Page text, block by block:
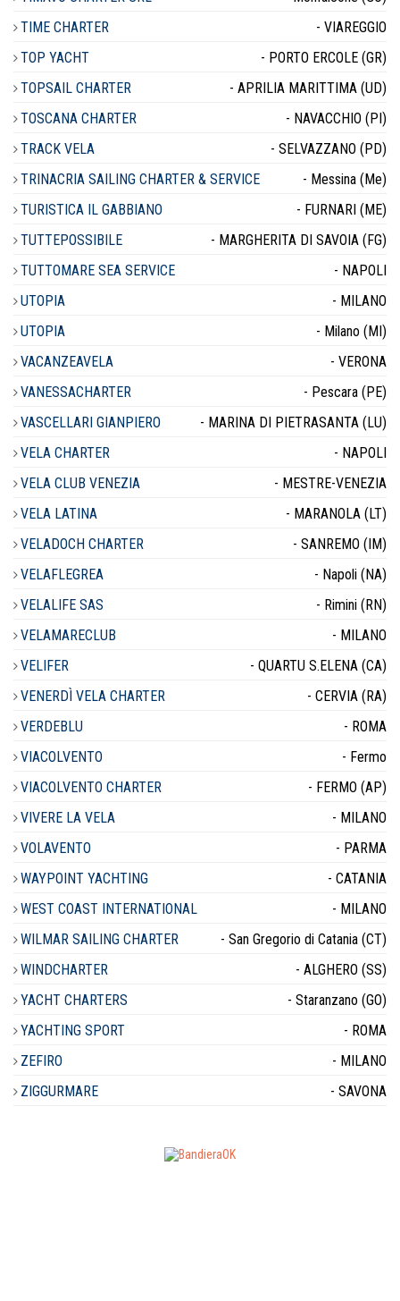
TIME CHARTER
- VIAREGGIO
TOP YACHT
- PORTO ERCOLE (GR)
TOPSAIL CHARTER
- APRILIA MARITTIMA (UD)
TOSCANA CHARTER
- NAVACCHIO (PI)
TRACK VELA
- SELVAZZANO (PD)
TRINACRIA SAILING CHARTER & SERVICE
- Messina (Me)
TURISTICA IL GABBIANO
- FURNARI (ME)
TUTTEPOSSIBILE
- MARGHERITA DI SAVOIA (FG)
TUTTOMARE SEA SERVICE
- NAPOLI
UTOPIA
- MILANO
UTOPIA
- Milano (MI)
VACANZEAVELA
- VERONA
VANESSACHARTER
- Pescara (PE)
VASCELLARI GIANPIERO
- MARINA DI PIETRASANTA (LU)
VELA CHARTER
- NAPOLI
VELA CLUB VENEZIA
- MESTRE-VENEZIA
VELA LATINA
- MARANOLA (LT)
VELADOCH CHARTER
- SANREMO (IM)
VELAFLEGREA
- Napoli (NA)
VELALIFE SAS
- Rimini (RN)
VELAMARECLUB
- MILANO
VELIFER
- QUARTU S.ELENA (CA)
VENERDÌ VELA CHARTER
- CERVIA (RA)
VERDEBLU
- ROMA
VIACOLVENTO
- Fermo
VIACOLVENTO CHARTER
- FERMO (AP)
VIVERE LA VELA
- MILANO
VOLAVENTO
- PARMA
WAYPOINT YACHTING
- CATANIA
WEST COAST INTERNATIONAL
- MILANO
WILMAR SAILING CHARTER
- San Gregorio di Catania (CT)
WINDCHARTER
- ALGHERO (SS)
YACHT CHARTERS
- Staranzano (GO)
YACHTING SPORT
- ROMA
ZEFIRO
- MILANO
ZIGGURMARE
- SAVONA